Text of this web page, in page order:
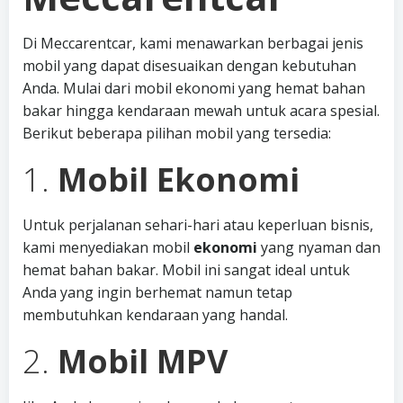
Di Meccarentcar, kami menawarkan berbagai jenis
mobil yang dapat disesuaikan dengan kebutuhan
Anda. Mulai dari mobil ekonomi yang hemat bahan
bakar hingga kendaraan mewah untuk acara spesial.
Berikut beberapa pilihan mobil yang tersedia:
1. Mobil Ekonomi
Untuk perjalanan sehari-hari atau keperluan bisnis,
kami menyediakan mobil ekonomi yang nyaman dan
hemat bahan bakar. Mobil ini sangat ideal untuk
Anda yang ingin berhemat namun tetap
membutuhkan kendaraan yang handal.
2. Mobil MPV